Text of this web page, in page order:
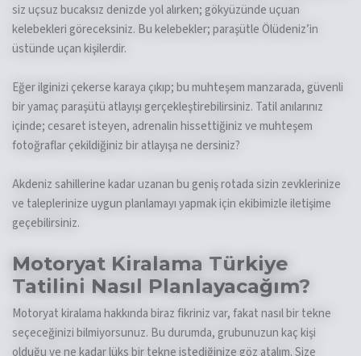
siz uçsuz bucaksız denizde yol alırken; gökyüzünde uçuan
kelebekleri göreceksiniz. Bu kelebekler; paraşütle Ölüdeniz’in
üstünde uçan kişilerdir.
Eğer ilginizi çekerse karaya çıkıp; bu muhteşem manzarada, güvenli
bir yamaç paraşütü atlayışı gerçekleştirebilirsiniz. Tatil anılarınız
içinde; cesaret isteyen, adrenalin hissettiğiniz ve muhteşem
fotoğraflar çekildiğiniz bir atlayışa ne dersiniz?
Akdeniz sahillerine kadar uzanan bu geniş rotada sizin zevklerinize
ve taleplerinize uygun planlamayı yapmak için ekibimizle iletişime
geçebilirsiniz.
Motoryat Kiralama Türkiye
Tatilini Nasıl Planlayacağım?
Motoryat kiralama hakkında biraz fikriniz var, fakat nasıl bir tekne
seçeceğinizi bilmiyorsunuz. Bu durumda, grubunuzun kaç kişi
olduğu ve ne kadar lüks bir tekne istediğinize göz atalım. Size